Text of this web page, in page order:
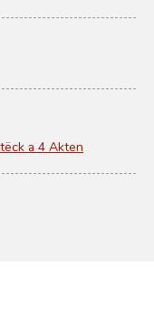
a 4 Akten